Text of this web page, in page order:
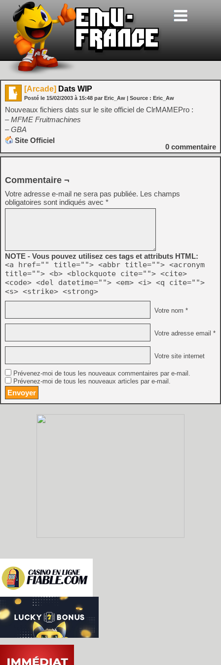
[Arcade] Dats WIP
Posté le 15/02/2003 à 15:48 par Eric_Aw | Source : Eric_Aw
Nouveaux fichiers dats sur le site officiel de ClrMAMEPro :
– MFME Fruitmachines
– GBA
Site Officiel
0 commentaire
Commentaire ¬
Votre adresse e-mail ne sera pas publiée. Les champs
obligatoires sont indiqués avec *
NOTE - Vous pouvez utilisez ces tags et attributs HTML:
<a href="" title=""> <abbr title=""> <acronym
title=""> <b> <blockquote cite=""> <cite>
<code> <del datetime=""> <em> <i> <q cite="">
<s> <strike> <strong>
Votre nom *
Votre adresse email *
Votre site internet
Prévenez-moi de tous les nouveaux commentaires par e-mail.
Prévenez-moi de tous les nouveaux articles par e-mail.